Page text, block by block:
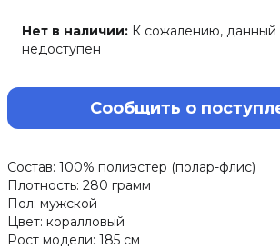
Нет в наличии: К сожалению, данный
недоступен
Сообщить о
Состав: 100% полиэстер (полар-флис)
Плотность: 280 грамм
Пол: мужской
Цвет: коралловый
Рост модели: 185 см